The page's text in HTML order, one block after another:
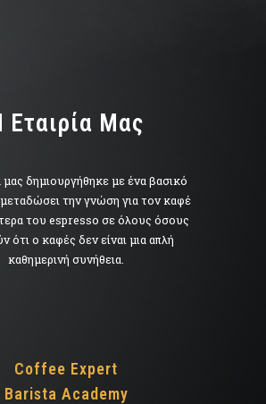
Εταιρία Μας
μας δημιουργήθηκε με ένα βασικό
την γνώση για τον καφέ
του espresso σε όλους όσους
ότι ο καφές δεν είναι μια απλή
καθημερινή συνήθεια.
Coffee Expert
Barista Academy